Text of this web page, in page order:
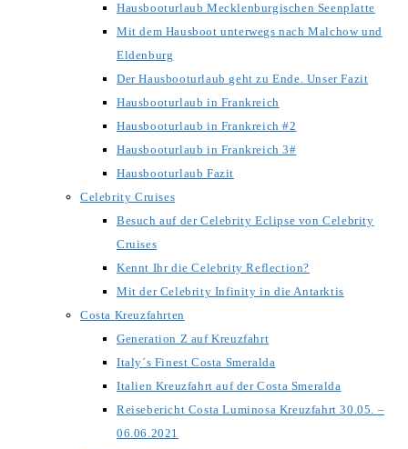
Hausbooturlaub Mecklenburgischen Seenplatte
Mit dem Hausboot unterwegs nach Malchow und
Eldenburg
Der Hausbooturlaub geht zu Ende. Unser Fazit
Hausbooturlaub in Frankreich
Hausbooturlaub in Frankreich #2
Hausbooturlaub in Frankreich 3#
Hausbooturlaub Fazit
Celebrity Cruises
Besuch auf der Celebrity Eclipse von Celebrity
Cruises
Kennt Ihr die Celebrity Reflection?
Mit der Celebrity Infinity in die Antarktis
Costa Kreuzfahrten
Generation Z auf Kreuzfahrt
Italy´s Finest Costa Smeralda
Italien Kreuzfahrt auf der Costa Smeralda
Reisebericht Costa Luminosa Kreuzfahrt 30.05. –
06.06.2021